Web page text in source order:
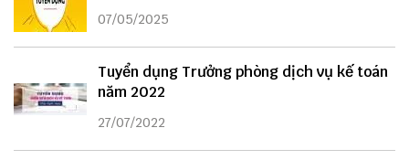
07/05/2025
Tuyển dụng Trưởng phòng dịch vụ kế toán
năm 2022
27/07/2022